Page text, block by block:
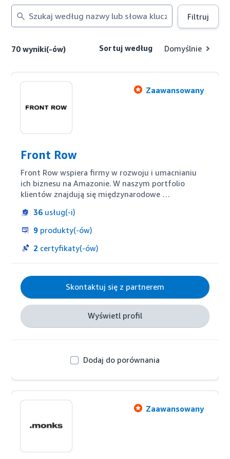
Szukaj
według
słowa
Filtruj
70 wyniki(-ów) Sortuj według Domyślnie
Zaawansowany
Front Row
Front Row wspiera firmy w rozwoju i umacnianiu
ich biznesu na Amazonie. W naszym portfolio
klientów znajdują się międzynarodowe
Oferujemy wysokiej klasy zarządzanie kampaniami
reklamowymi. Klienci mogą też skorzystać z
naszego doświadczenia w zarządzaniu kontami
detalicznymi, optymalizacji treści i analityki
na Amazonie na całym świecie
36 usług(-i)
9 produkty(-ów)
2 certyfikaty(-ów)
Skontaktuj się z partnerem
Wyświetl profil
Dodaj do porównania
Zaawansowany